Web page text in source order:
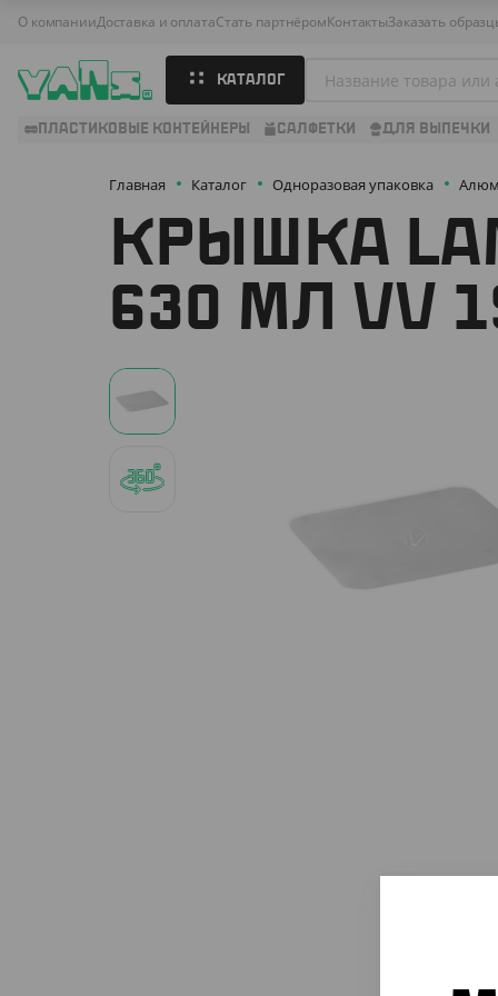
О компанииДоставка и оплатаСтать партнёромКонтактыЗаказать
КАТАЛОГ
ПЛАСТИКОВЫЕ КОНТЕЙНЕРЫ САЛФЕТКИ ДЛЯ ВЫПЕЧКИ
Главная Каталог Одноразовая упаковка
КРЫШКА
630 МЛ VV